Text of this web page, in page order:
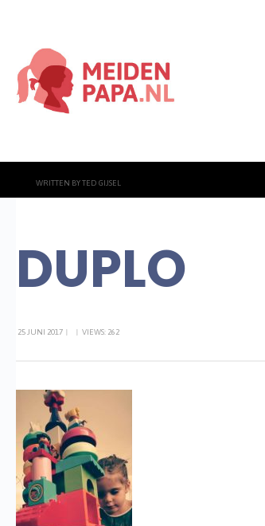
WRITTEN BYTED GIJSEL
DUPLO
25 JUNI 2017 | | VIEWS: 262